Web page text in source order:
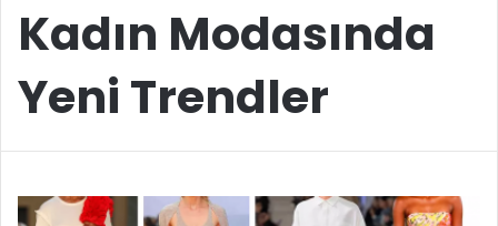
Kadın Modasında
Yeni Trendler